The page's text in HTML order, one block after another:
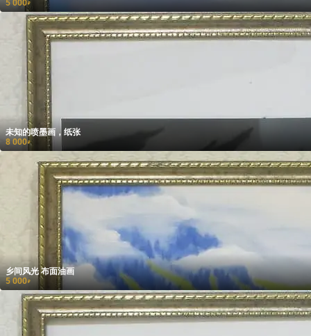
5 000₽
未知的喷墨画，纸张
8 000₽
乡间风光 布面油画
5 000₽